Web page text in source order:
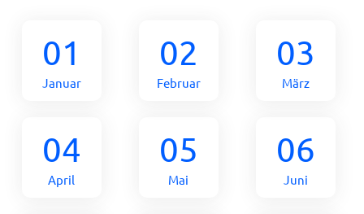
01
Januar
02
Februar
03
März
04
April
05
Mai
06
Juni